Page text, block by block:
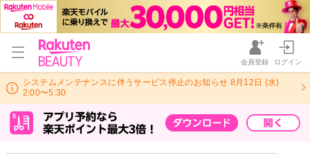
会員登録 ログイン
システムメンテナンスに伴うサービス停止のお知らせ 8月12日 (水)
2:00〜5:30